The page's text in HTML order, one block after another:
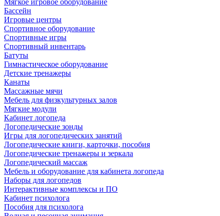
Мягкое игровое оборудование
Бассейн
Игровые центры
Спортивное оборудование
Спортивные игры
Спортивный инвентарь
Батуты
Гимнастическое оборудование
Детские тренажеры
Канаты
Массажные мячи
Мебель для физкультурных залов
Мягкие модули
Кабинет логопеда
Логопедические зонды
Игры для логопедических занятий
Логопедические книги, карточки, пособия
Логопедические тренажеры и зеркала
Логопедический массаж
Мебель и оборудование для кабинета логопеда
Наборы для логопедов
Интерактивные комплексы и ПО
Кабинет психолога
Пособия для психолога